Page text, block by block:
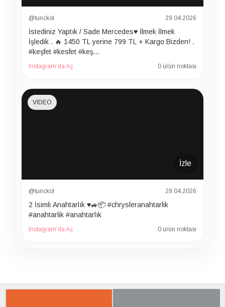
@tunckol 29.04.2026
İstediniz Yaptık / Sade Mercedes♥️ İlmek İlmek
İşledik . 🔥 1450 TL yerine 799 TL + Kargo Bizden! .
#keşfet #kesfet #keş…
Instagram’da Aç 0 ürün noktası
İzle
VIDEO
@tunckol 29.04.2026
2 İsimli Anahtarlık ♥️🚙📦 #chrysleranahtarlik
#anahtarlik #anahtarlık
Instagram’da Aç 0 ürün noktası